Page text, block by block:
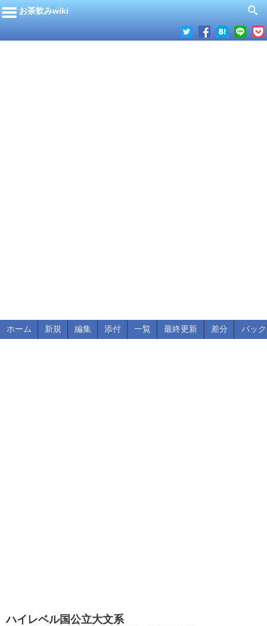
お茶飲みwiki
ホーム 新規 編集 添付 一覧 最終更新 差分 バッ
ハイレベル国公立大文系